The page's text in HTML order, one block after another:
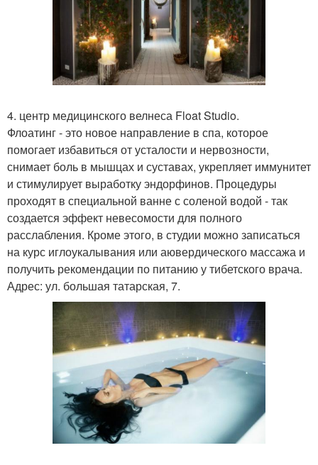
4. центр медицинского велнеса Float Studio.
Флоатинг - это новое направление в спа, которое
помогает избавиться от усталости и нервозности,
снимает боль в мышцах и суставах, укрепляет иммунитет
и стимулирует выработку эндорфинов. Процедуры
проходят в специальной ванне с соленой водой - так
создается эффект невесомости для полного
расслабления. Кроме этого, в студии можно записаться
на курс иглоукалывания или аювердического массажа и
получить рекомендации по питанию у тибетского врача.
Адрес: ул. большая татарская, 7.